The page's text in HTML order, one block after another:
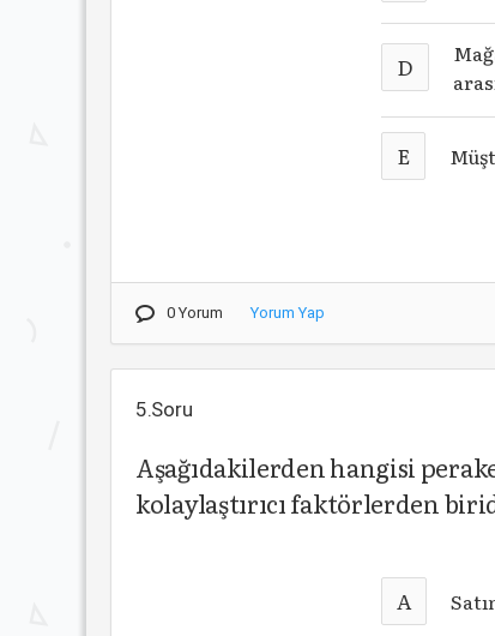
D
E
0 Yorum Yorum Yap
5.Soru
Aşağıdakilerden hangisi
kolaylaştırıcı faktörlerden
A